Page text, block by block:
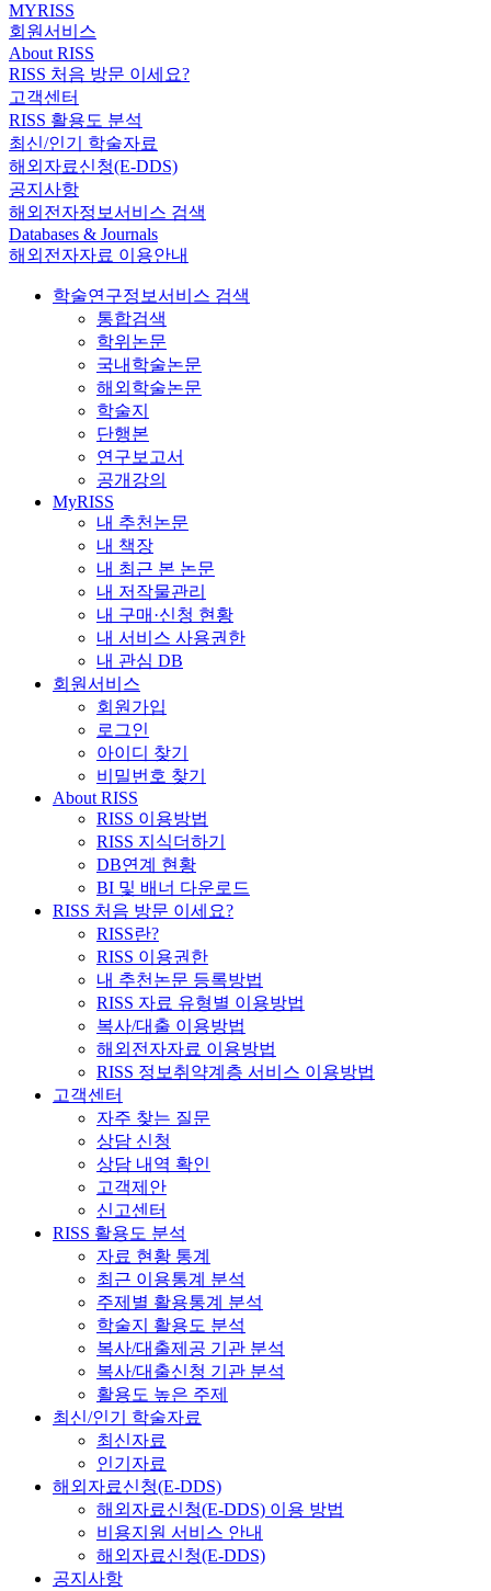
MYRISS
회원서비스
About RISS
RISS 처음 방문 이세요?
고객센터
RISS 활용도 분석
최신/인기 학술자료
해외자료신청(E-DDS)
공지사항
해외전자정보서비스 검색
Databases & Journals
해외전자자료 이용안내
학술연구정보서비스 검색
통합검색
학위논문
국내학술논문
해외학술논문
학술지
단행본
연구보고서
공개강의
MyRISS
내 추천논문
내 책장
내 최근 본 논문
내 저작물관리
내 구매·신청 현황
내 서비스 사용권한
내 관심 DB
회원서비스
회원가입
로그인
아이디 찾기
비밀번호 찾기
About RISS
RISS 이용방법
RISS 지식더하기
DB연계 현황
BI 및 배너 다운로드
RISS 처음 방문 이세요?
RISS란?
RISS 이용권한
내 추천논문 등록방법
RISS 자료 유형별 이용방법
복사/대출 이용방법
해외전자자료 이용방법
RISS 정보취약계층 서비스 이용방법
고객센터
자주 찾는 질문
상담 신청
상담 내역 확인
고객제안
신고센터
RISS 활용도 분석
자료 현황 통계
최근 이용통계 분석
주제별 활용통계 분석
학술지 활용도 분석
복사/대출제공 기관 분석
복사/대출신청 기관 분석
활용도 높은 주제
최신/인기 학술자료
최신자료
인기자료
해외자료신청(E-DDS)
해외자료신청(E-DDS) 이용 방법
비용지원 서비스 안내
해외자료신청(E-DDS)
공지사항